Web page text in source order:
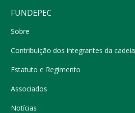
FUNDEPEC
Sobre
Contribuição dos integrantes da cadeia
Estatuto e Regimento
Associados
Notícias